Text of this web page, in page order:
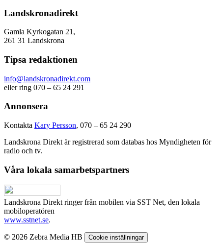
Landskronadirekt
Gamla Kyrkogatan 21,
261 31 Landskrona
Tipsa redaktionen
info@landskronadirekt.com
eller ring 070 – 65 24 291
Annonsera
Kontakta Kary Persson, 070 – 65 24 290
Landskrona Direkt är registrerad som databas hos Myndigheten för
radio och tv.
Våra lokala samarbetspartners
Landskrona Direkt ringer från mobilen via SST Net, den lokala
mobiloperatören
www.sstnet.se.
© 2026 Zebra Media HB Cookie inställningar